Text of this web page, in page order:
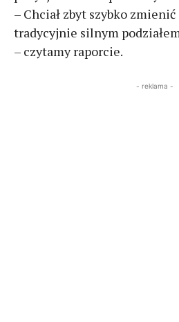
– Chciał zbyt szybko
tradycyjnie silnym
– czytamy raporcie.
- reklama -